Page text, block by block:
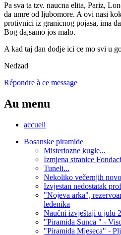
Pa sva ta tzv. naucna elita, Pariz,
da umre od ljubomore. A ovi nasi
protivnici iz granicnog pojasa, ima
Bog da,samo jos malo.
A kad taj dan dodje ici ce mo svi u
Nedzad
Répondre à ce message
Au menu
accueil
Bosanske piramide
Misteriozne kugle...
Izmjena stranice
Tuneli...
Nekoliko večernjih
Izvjestan nedostatak
"Nojeva arka",
ledenika
Naučni izvještaji u julu
"Piramida Sunca " -
"Piramida Mjeseca" -